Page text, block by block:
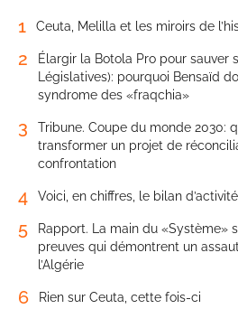
1 Ceuta, Melilla et les miroirs de
2
Élargir la Botola Pro pour sauver
Législatives): pourquoi Bensaïd
syndrome des «fraqchia»
3
Tribune. Coupe du monde 2030:
transformer un projet de
confrontation
4 Voici, en chiffres, le bilan
5
Rapport. La main du «Système»
preuves qui démontrent un
l’Algérie
6 Rien sur Ceuta, cette fois-ci